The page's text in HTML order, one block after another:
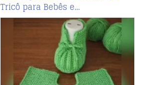
Tricô para Bebês e…